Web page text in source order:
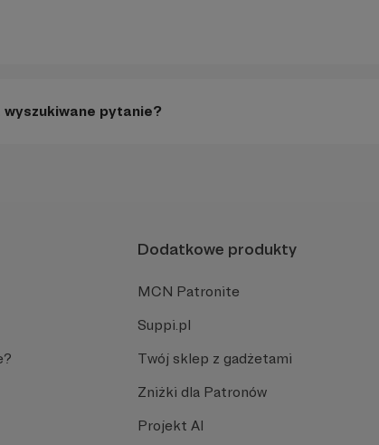
wyszukiwane pytanie?
Dodatkowe produkty
MCN Patronite
Suppi.pl
Twój sklep z gadżetami
Zniżki dla Patronów
Projekt AI